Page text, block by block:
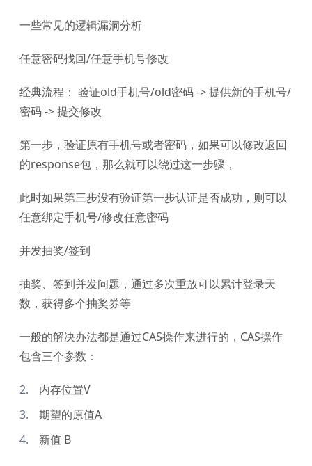
一些常见的逻辑漏洞分析
任意密码找回/任意手机号修改
经典流程： 验证old手机号/old密码 -> 提供新的手机号/
密码 -> 提交修改
第一步，验证原有手机号或者密码，如果可以修改返回
的response包，那么就可以绕过这一步骤，
此时如果第三步没有验证第一步认证是否成功，则可以
任意绑定手机号/修改任意密码
并发抽奖/签到
抽奖、签到并发问题，通过多次重放可以累计登录天
数，获得多个抽奖券等
一般的解决办法都是通过CAS操作来进行的，CAS操作
包含三个参数：
内存位置V
期望的原值A
新值 B